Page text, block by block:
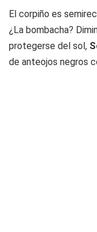
El corpiño es
¿La bombacha?
protegerse del sol,
de anteojos negros